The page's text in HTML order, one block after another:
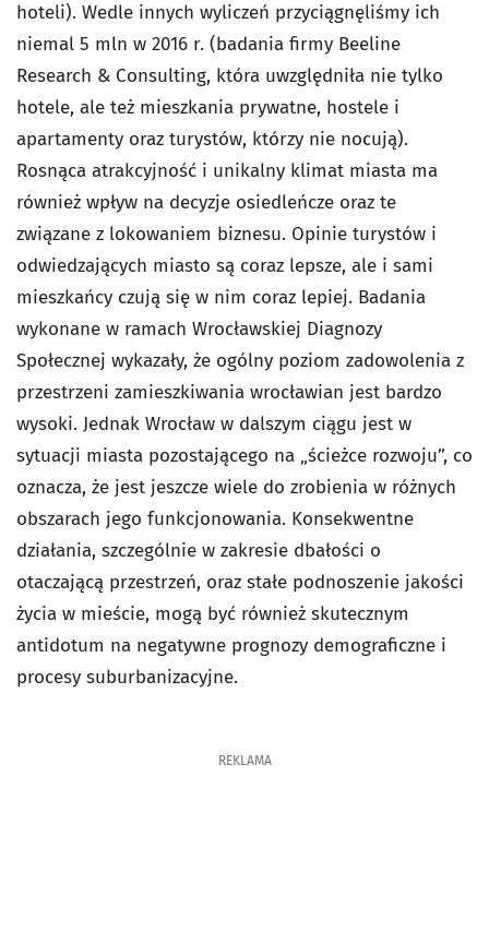
hoteli). Wedle innych wyliczeń przyciągnęliśmy ich
niemal 5 mln w 2016 r. (badania firmy Beeline
Research & Consulting, która uwzględniła nie tylko
hotele, ale też mieszkania prywatne, hostele i
apartamenty oraz turystów, którzy nie nocują).
Rosnąca atrakcyjność i unikalny klimat miasta ma
również wpływ na decyzje osiedleńcze oraz te
związane z lokowaniem biznesu. Opinie turystów i
odwiedzających miasto są coraz lepsze, ale i sami
mieszkańcy czują się w nim coraz lepiej. Badania
wykonane w ramach Wrocławskiej Diagnozy
Społecznej wykazały, że ogólny poziom zadowolenia z
przestrzeni zamieszkiwania wrocławian jest bardzo
wysoki. Jednak Wrocław w dalszym ciągu jest w
sytuacji miasta pozostającego na „ścieżce rozwoju”, co
oznacza, że jest jeszcze wiele do zrobienia w różnych
obszarach jego funkcjonowania. Konsekwentne
działania, szczególnie w zakresie dbałości o
otaczającą przestrzeń, oraz stałe podnoszenie jakości
życia w mieście, mogą być również skutecznym
antidotum na negatywne prognozy demograficzne i
procesy suburbanizacyjne.
REKLAMA